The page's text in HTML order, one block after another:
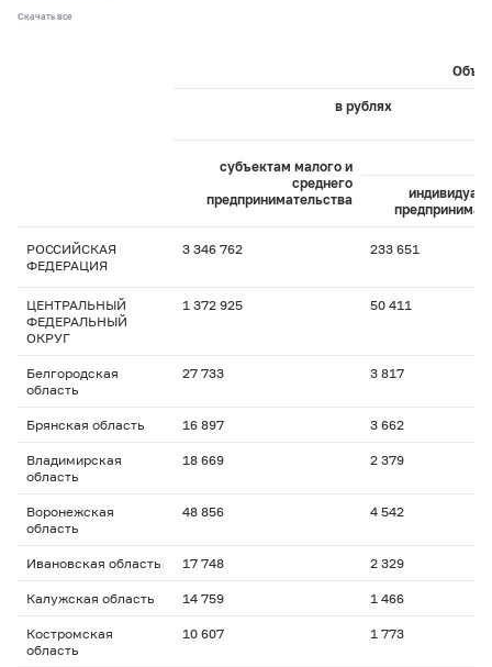
Скачать все
в рублях
субъектам малого и
среднего
предпринимательства
РОССИЙСКАЯ
ФЕДЕРАЦИЯ
3 346 762 233 651
ЦЕНТРАЛЬНЫЙ
ФЕДЕРАЛЬНЫЙ
ОКРУГ
1 372 925 50 411
Белгородская
область
27 733 3 817
Брянская область 16 897 3 662
Владимирская
область
18 669 2 379
Воронежская
область
48 856 4 542
Ивановская область 17 748 2 329
Калужская область 14 759 1 466
Костромская
область
10 607 1 773